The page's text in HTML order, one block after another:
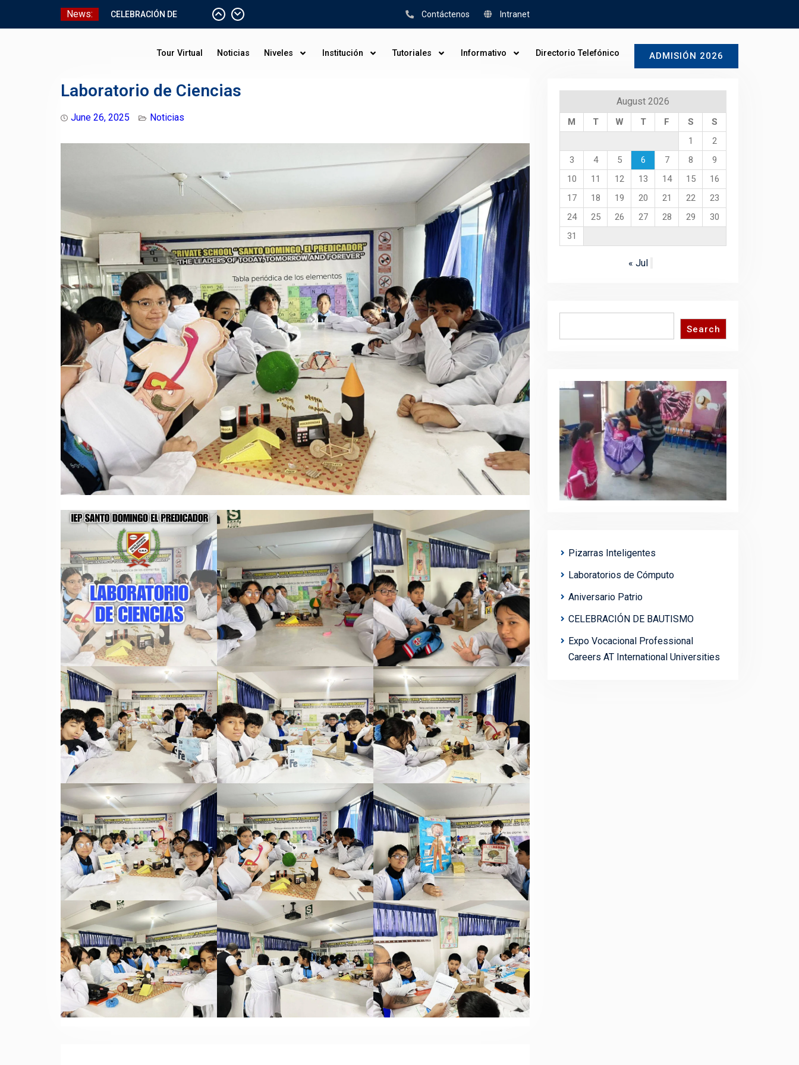
News:
CELEBRACIÓN DE
BAUTISMO
Laboratorios de Cómputo
Contáctenos Intranet
Tour Virtual Noticias Niveles Institución Tutoriales Informativo Directorio Telefónico ADMISIÓN 2026
Laboratorio de Ciencias
June 26, 2025 Noticias
August 2026
M T W T F S
S
1
2
3
4 5 6 7 8
9
10
11 12 13 14 15
16
17
18 19 20 21 22
23
24
25 26 27 28 29
30
31
« Jul
Search
Pizarras Inteligentes
Laboratorios de Cómputo
Aniversario Patrio
CELEBRACIÓN DE BAUTISMO
Expo Vocacional Professional
Careers AT International Universities